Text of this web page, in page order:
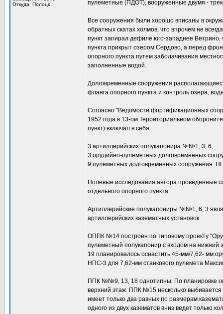
Откуда: Полоцк
пулеметные (ПДОТ), вооруженные двумя -
Все сооружения были хорошо вписаны в
обратных скатах холмов, что впрочем не
пункт запирал дефиле юго-западнее
пункта прикрыт озером Сердово, а перед
опорного пункта путем заболачивания
заполненные водой.
Долговременные сооружения
фланга опорного пункта и контроль озера,
Согласно "Ведомости фортификационных
1952 года в 13-ом Территориальном
пункт) включал в себя:
3 артиллерийских полукапонира №№1, 3, 6;
3 орудийно-пулеметных долговременных
9 пулеметных долговременных
Полевые исследования автора проведенные
отдельного опорного пункта:
Артиллерийские полукапониры №№1, 6, 3
артиллерийских казематных установок.
ОППК №14 построен по типовому проекту
пулеметный полукапонир с входом на
19 планировалось оснастить 45-мм/7,62- мм
НПС-3 для 7,62-мм станкового пулемета
ППК №№9, 13, 18 однотипны. По планировке
верхний этаж. ППК №15 несколько
имеет только два равных по размерам
одного из двух казематов вниз ведет только